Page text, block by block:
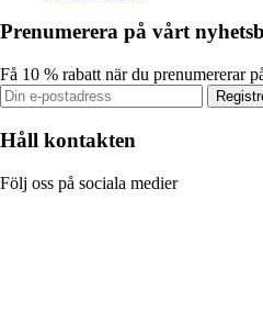
Prenumerera på vårt
Få 10 % rabatt när du prenumererar
Håll kontakten
Följ oss på sociala medier